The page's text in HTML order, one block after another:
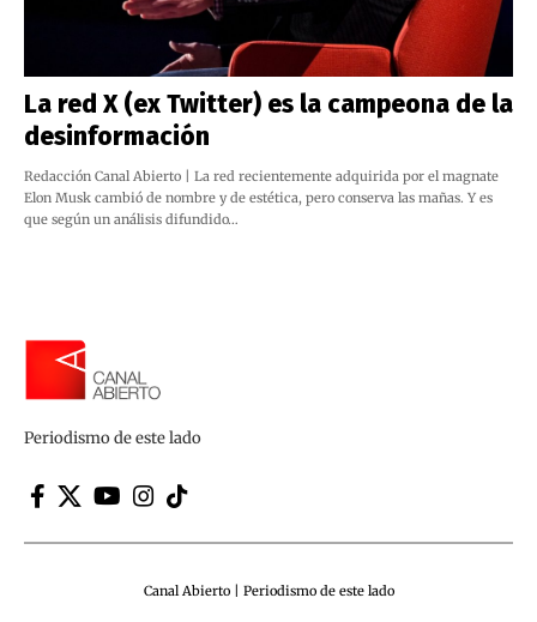
La red X (ex Twitter) es la campeona de la
desinformación
Redacción Canal Abierto | La red recientemente adquirida por el magnate
Elon Musk cambió de nombre y de estética, pero conserva las mañas. Y es
que según un análisis difundido…
Periodismo de este lado
Canal Abierto | Periodismo de este lado